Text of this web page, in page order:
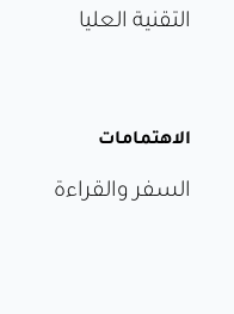
التقنية العليا
الاهتمامات
السفر والقراءة